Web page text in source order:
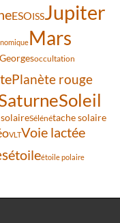
ESOISSJupiter
Mars
occultation
Planète rouge
Soleil
Sélénétache solaire
VLTVoie lactée
étoileétoile polaire